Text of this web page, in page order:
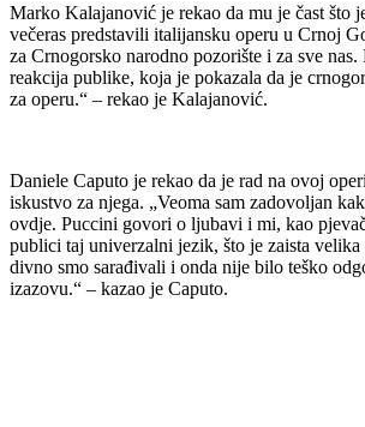
Marko Kalajanović je rekao da mu je čast što
večeras predstavili italijansku operu u Crnoj
za Crnogorsko narodno pozorište i za sve nas.
reakcija publike, koja je pokazala da je
za operu.“ – rekao je Kalajanović.
Daniele Caputo je rekao da je rad na ovoj
iskustvo za njega. „Veoma sam zadovoljan
ovdje. Puccini govori o ljubavi i mi, kao
publici taj univerzalni jezik, što je zaista
divno smo sarađivali i onda nije bilo teško
izazovu.“ – kazao je Caputo.